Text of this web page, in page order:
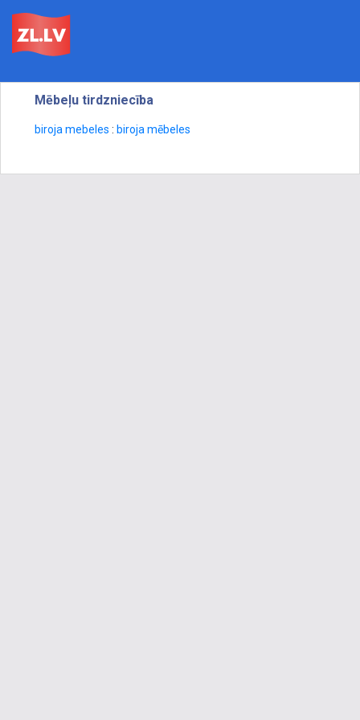
Mēbeļu tirdzniecība
biroja mebeles : biroja mēbeles